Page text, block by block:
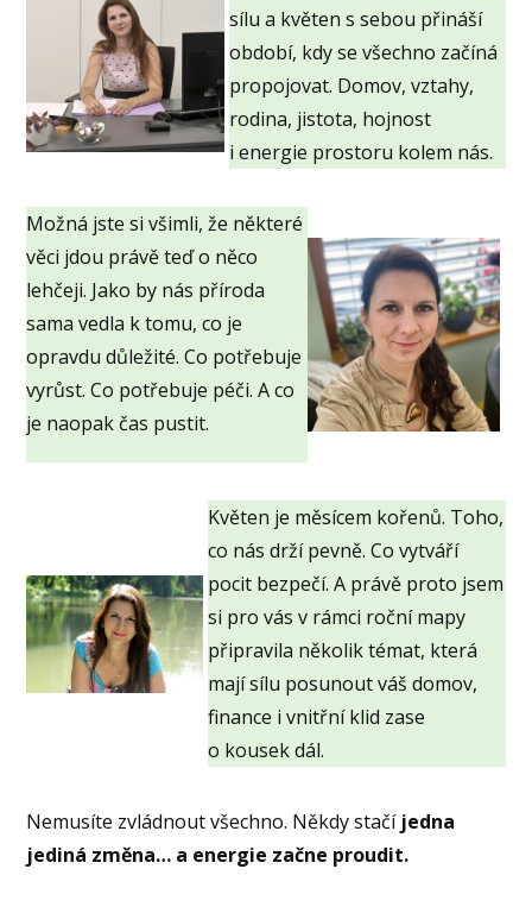
sílu a květen s sebou přináší
období, kdy se všechno začíná
propojovat. Domov, vztahy,
rodina, jistota, hojnost
i energie prostoru kolem nás.
Možná jste si všimli, že některé
věci jdou právě teď o něco
lehčeji. Jako by nás příroda
sama vedla k tomu, co je
opravdu důležité. Co potřebuje
vyrůst. Co potřebuje péči. A co
je naopak čas pustit.
Květen je měsícem kořenů. Toho,
co nás drží pevně. Co vytváří
pocit bezpečí. A právě proto jsem
si pro vás v rámci roční mapy
připravila několik témat, která
mají sílu posunout váš domov,
finance i vnitřní klid zase
o kousek dál.
Nemusíte zvládnout všechno. Někdy stačíjedna
jediná změna… a energie začne proudit.